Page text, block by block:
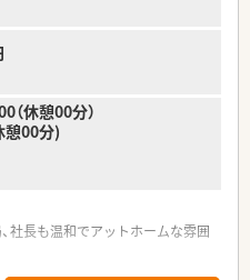
り、週41時間勤務でプライベー
と高く、計画的にお休みを取得
休憩00分）
00分)
社長も温和でアットホームな雰囲